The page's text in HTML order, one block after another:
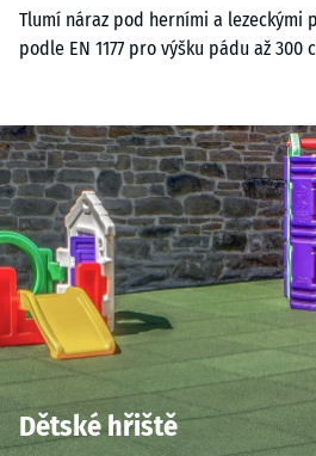
Tlumí náraz pod herními a lezeckými
podle EN 1177 pro výšku pádu až 300
Dětské hřiště